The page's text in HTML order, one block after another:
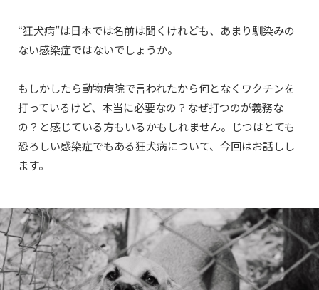
“狂犬病”は日本では名前は聞くけれども、あまり馴染みの
ない感染症ではないでしょうか。
もしかしたら動物病院で言われたから何となくワクチンを
打っているけど、本当に必要なの？なぜ打つのが義務な
の？と感じている方もいるかもしれません。じつはとても
恐ろしい感染症でもある狂犬病について、今回はお話しし
ます。